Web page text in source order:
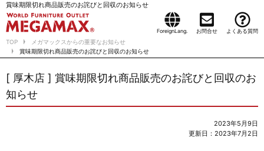
賞味期限切れ商品販売のお詫びと回収のお知らせ
ForeignLang. お問合せ よくある質問
TOP
メガマックスからの重要なお知らせ
賞味期限切れ商品販売のお詫びと回収のお知らせ
[ 厚木店 ] 賞味期限切れ商品販売のお詫びと回収のお
知らせ
2023年5月9日
更新日：2023年7月2日